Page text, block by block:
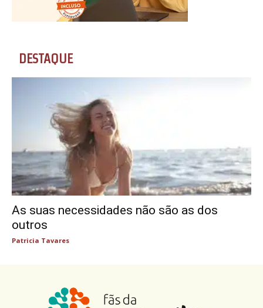
DESTAQUE
As suas necessidades não são as dos
outros
Patricia Tavares